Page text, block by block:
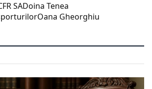
SADoina Tenea
Oana Gheorghiu